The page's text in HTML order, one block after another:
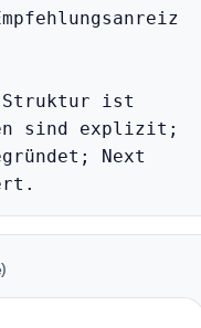
Struktur ist
sind explizit;
Next